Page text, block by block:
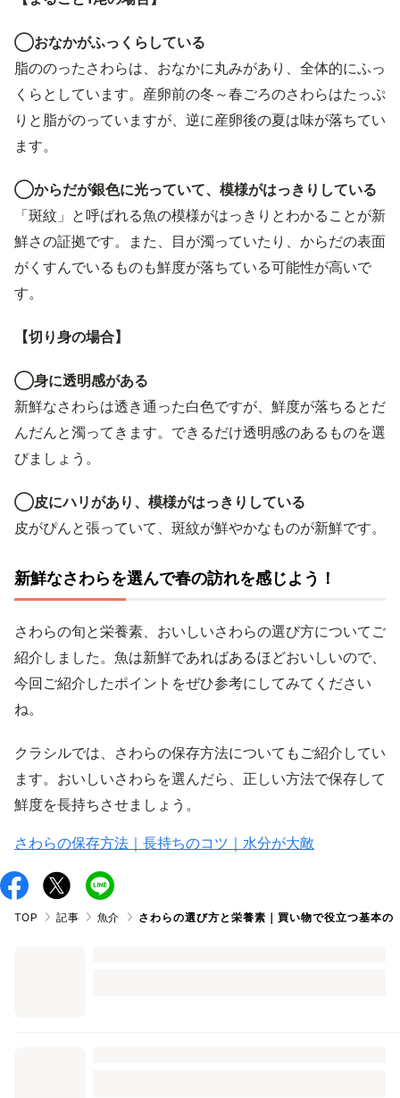
◯おなかがふっくらしている
脂ののったさわらは、おなかに丸みがあり、全体的にふっ
くらとしています。産卵前の冬～春ごろのさわらはたっぷ
りと脂がのっていますが、逆に産卵後の夏は味が落ちてい
ます。
◯からだが銀色に光っていて、模様がはっきりしている
「斑紋」と呼ばれる魚の模様がはっきりとわかることが新
鮮さの証拠です。また、目が濁っていたり、からだの表面
がくすんでいるものも鮮度が落ちている可能性が高いで
す。
【切り身の場合】
◯身に透明感がある
新鮮なさわらは透き通った白色ですが、鮮度が落ちるとだ
んだんと濁ってきます。できるだけ透明感のあるものを選
びましょう。
◯皮にハリがあり、模様がはっきりしている
皮がぴんと張っていて、斑紋が鮮やかなものが新鮮です。
新鮮なさわらを選んで春の訪れを感じよう！
さわらの旬と栄養素、おいしいさわらの選び方についてご
紹介しました。魚は新鮮であればあるほどおいしいので、
今回ご紹介したポイントをぜひ参考にしてみてください
ね。
クラシルでは、さわらの保存方法についてもご紹介してい
ます。おいしいさわらを選んだら、正しい方法で保存して
鮮度を長持ちさせましょう。
さわらの保存方法｜長持ちのコツ｜水分が大敵
TOP 記事 魚介 さわらの選び方と栄養素｜買い物で役立つ基本の